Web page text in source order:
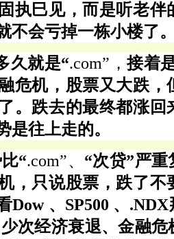
执巳见，而是听老伴
不会亏掉一栋小楼了
久就是“.com”，接着
危机，股票又大跌，
。跌去的最终都涨回
是往上走的。
“.com”、 “次贷”严重
，只说股票，跌了不
Dow 、SP500 、
次经济衰退、金融